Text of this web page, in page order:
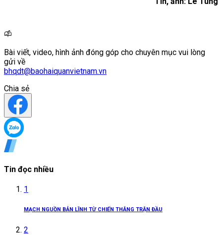
Bài viết, video, hình ảnh đóng góp cho chuyên mục vui lòng
gửi về
bhqdt@baohaiquanvietnam.vn
Chia sẻ
Tin đọc nhiều
1
MẠCH NGUỒN BẢN LĨNH TỪ CHIẾN THẮNG TRẬN ĐẦU
2